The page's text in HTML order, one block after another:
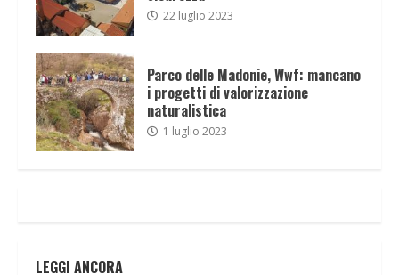
22 luglio 2023
Parco delle Madonie, Wwf: mancano
i progetti di valorizzazione
naturalistica
1 luglio 2023
LEGGI ANCORA